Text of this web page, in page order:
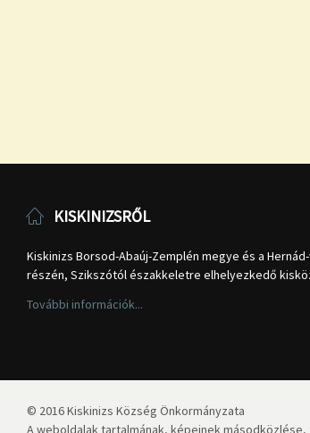
KISKINIZSRŐL
Kiskinizs Borsod-Abaúj-Zemplén megye és a
részén, Szikszótól északkeletre elhelyezkedő
További információk...
© 2016 Kiskinizs Község Önkormányzata
A weboldalak tartalmának, képeinek